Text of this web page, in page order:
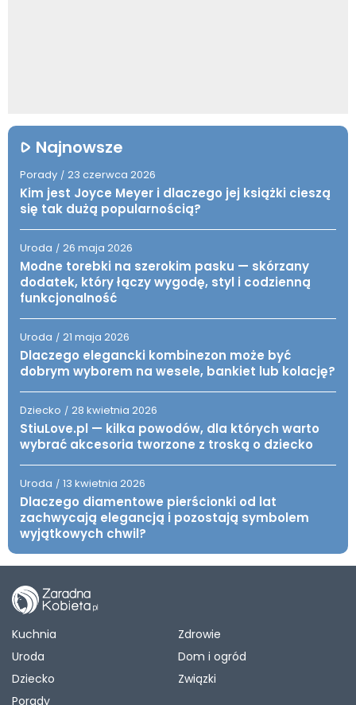
Najnowsze
Porady / 23 czerwca 2026
Kim jest Joyce Meyer i dlaczego jej książki cieszą
się tak dużą popularnością?
Uroda / 26 maja 2026
Modne torebki na szerokim pasku — skórzany
dodatek, który łączy wygodę, styl i codzienną
funkcjonalność
Uroda / 21 maja 2026
Dlaczego elegancki kombinezon może być
dobrym wyborem na wesele, bankiet lub kolację?
Dziecko / 28 kwietnia 2026
StiuLove.pl — kilka powodów, dla których warto
wybrać akcesoria tworzone z troską o dziecko
Uroda / 13 kwietnia 2026
Dlaczego diamentowe pierścionki od lat
zachwycają elegancją i pozostają symbolem
wyjątkowych chwil?
Kuchnia
Zdrowie
Uroda
Dom i ogród
Dziecko
Związki
Porady